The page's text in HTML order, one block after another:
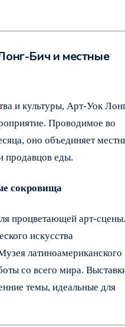
Бич и местные
и культуры, Арт-Уок
Проводимое во
оно объединяет
продавцов еды.
сокровища
процветающей арт-сцены.
искусства
латиноамериканского
со всего мира.
темы, идеальные для